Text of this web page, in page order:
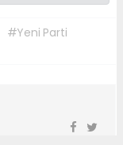
#Yeni Parti